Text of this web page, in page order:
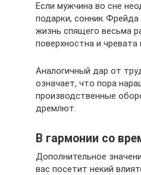
Если мужчина во сне
подарки, сонник
жизнь спящего весьма
поверхностна и
Аналогичный дар от
означает, что пора
производственные
дремлют.
В гармонии со
Дополнительное
вас посетит некий